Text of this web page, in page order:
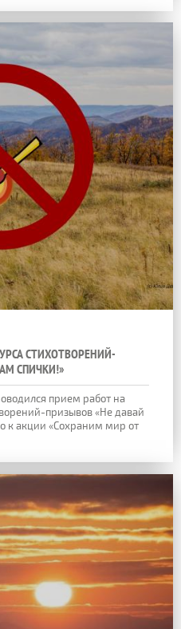
СТИХОТВОРЕНИЙ-
СПИЧКИ!»
прием работ на
призывов «Не давай
к акции «Сохраним мир от